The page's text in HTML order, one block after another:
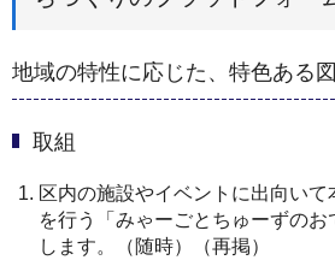
地域の特性に応じた、特色ある
取組
区内の施設やイベントに出向い
を行う「みゃーごとちゅーずの
します。（随時）（再掲）